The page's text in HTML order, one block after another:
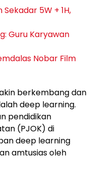
5W + 1H,
Guru Karyawan
Nobar Film
berkembang dan
deep learning.
pendidikan
(PJOK) di
deep learning
amtusias oleh